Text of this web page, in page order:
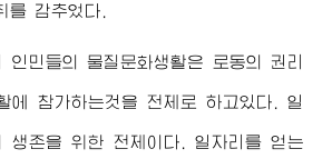
를 감추었다.
인민들의 물질문화생활은 로동의 권리
에 참가하는것을 전제로 하고있다. 일
생존을 위한 전제이다. 일자리를 얻는